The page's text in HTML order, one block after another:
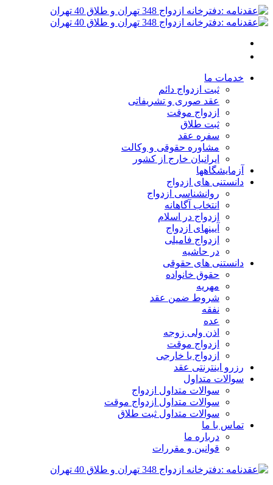
خدمات ما
ثبت ازدواج دائم
عقد صوری و تشریفاتی
ازدواج موقت
ثبت طلاق
سفره عقد
مشاوره حقوقی و وکالت
ایرانیان خارج از کشور
آزمایشگاهها
دانستنی های ازدواج
روانشناسی ازدواج
انتخاب آگاهانه
ازدواج در اسلام
آیینهای ازدواج
ازدواج فامیلی
در حاشیه
دانستنی های حقوقی
حقوق خانواده
مهریه
شروط ضمن عقد
نفقه
عده
اذن ولی زوجه
ازدواج موقت
ازدواج با خارجی
رزرو اینترنتی عقد
سوالات متداول
سوالات متداول ازدواج
سوالات متداول ازدواج موقت
سوالات متداول ثبت طلاق
تماس با ما
درباره ما
قوانین و مقررات